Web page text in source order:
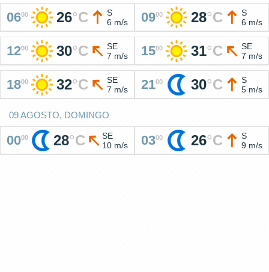
0600 26°C
S
6 m/s
0900 28°C
S
6 m/s
1200 30°C
SE
7 m/s
1500 31°C
SE
7 m/s
1800 32°C
SE
7 m/s
2100 30°C
S
5 m/s
09 AGOSTO, DOMINGO
0000 28°C
SE
10 m/s
0300 26°C
S
9 m/s